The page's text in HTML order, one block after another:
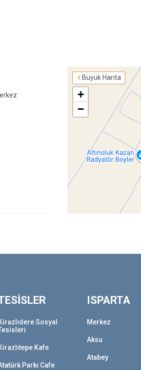
Büyük Harita
+
−
Sosyal
Kafe
Parkı Cafe
ISPARTA
Merkez
Aksu
Atabey